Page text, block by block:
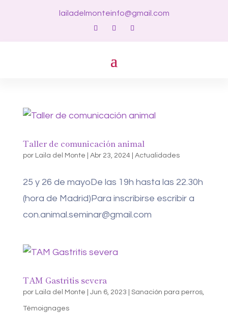
lailadelmonteinfo@gmail.com
Taller de comunicación animal
por Laila del Monte Abr 23, 2024| Actualidades
25 y 26 de mayoDe las 19h hasta las 22.30h
(hora de Madrid)Para inscribirse escribir a
con.animal.seminar@gmail.com
TAM Gastritis severa
por Laila del Monte Jun 6, 2023 Sanación para perros,
Témoignages